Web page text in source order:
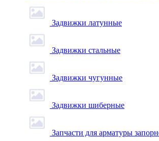
Задвижки латунные
Задвижки стальные
Задвижки чугунные
Задвижки шиберные
Запчасти для арматуры